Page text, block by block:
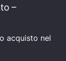
–
acquisto nel